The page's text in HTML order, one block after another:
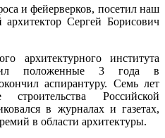
и фейерверков, посетил наш
архитектор Сергей Борисович
архитектурного института
положенные 3 года в
аспирантуру. Семь лет
Российской
в журналах и газетах,
в области архитектуры.